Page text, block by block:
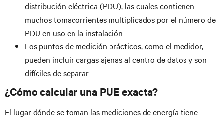
distribución eléctrica (PDU), las cuales contienen
muchos tomacorrientes multiplicados por el número de
PDU en uso en la instalación
Los puntos de medición prácticos, como el medidor,
pueden incluir cargas ajenas al centro de datos y son
difíciles de separar
¿Cómo calcular una PUE exacta?
El lugar dónde se toman las mediciones de energía tiene